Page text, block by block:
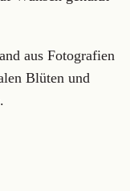
aus Fotografien
Blüten und